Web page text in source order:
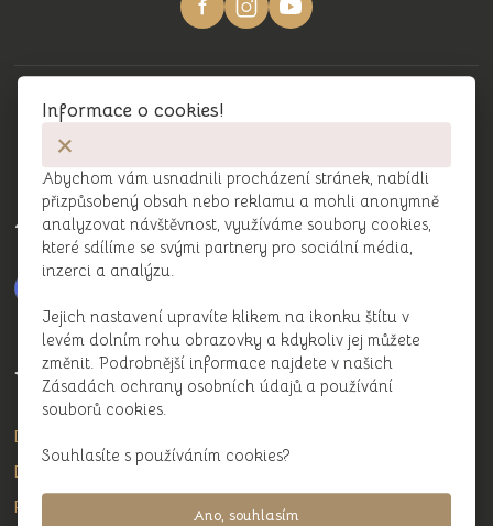
Recenze
Výrobky
Domácí nápoje
Džemy
Pomazánky
Káva
Bestsellery ❤️
Informace o cookies!
Abychom vám usnadnili procházení stránek, nabídli
přizpůsobený obsah nebo reklamu a mohli anonymně
analyzovat návštěvnost, využíváme soubory cookies,
které sdílíme se svými partnery pro sociální média,
inzerci a analýzu.
Jejich nastavení upravíte klikem na ikonku štítu v
levém dolním rohu obrazovky a kdykoliv jej můžete
změnit. Podrobnější informace najdete v našich
Zásadách ochrany osobních údajů a používání
souborů cookies.
Souhlasíte s používáním cookies?
Ano, souhlasím